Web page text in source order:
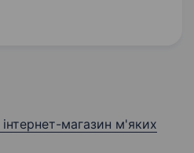
магазин м'яких